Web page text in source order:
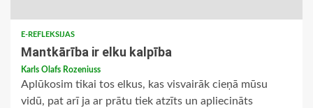
E-REFLEKSIJAS
Mantkārība ir elku kalpība
Karls Olafs Rozeniuss
Aplūkosim tikai tos elkus, kas visvairāk cieņā mūsu
vidū, pat arī ja ar prātu tiek atzīts un apliecināts